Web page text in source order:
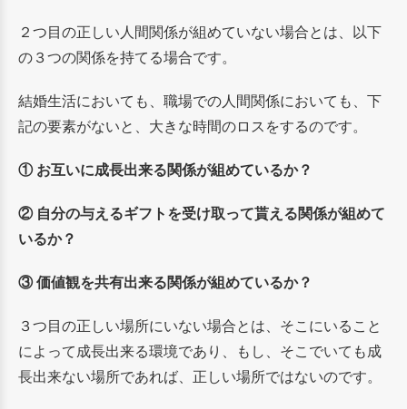
２つ目の正しい人間関係が組めていない場合とは、以下
の３つの関係を持てる場合です。
結婚生活においても、職場での人間関係においても、下
記の要素がないと、大きな時間のロスをするのです。
① お互いに成長出来る関係が組めているか？
② 自分の与えるギフトを受け取って貰える関係が組めて
いるか？
③ 価値観を共有出来る関係が組めているか？
３つ目の正しい場所にいない場合とは、そこにいること
によって成長出来る環境であり、もし、そこでいても成
長出来ない場所であれば、正しい場所ではないのです。